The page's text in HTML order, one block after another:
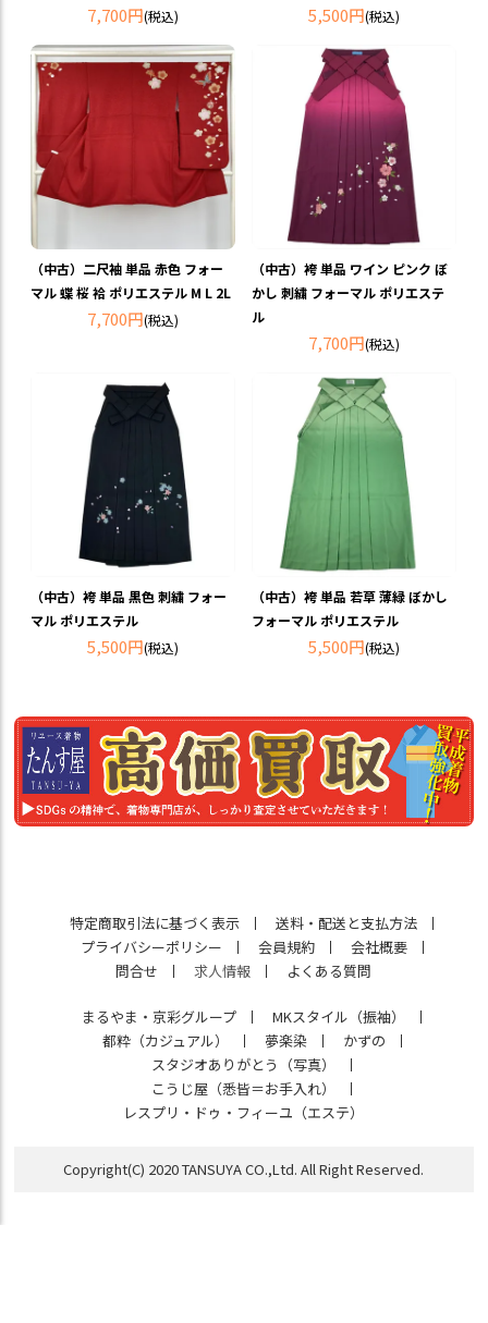
7,700円(税込) 5,500円(税込)
（中古）二尺袖 単品 赤色 フォー
マル 蝶 桜 袷 ポリエステル M L 2L
7,700円(税込)
（中古）袴 単品 ワイン ピンク ぼ
かし 刺繍 フォーマル ポリエステ
ル
7,700円(税込)
（中古）袴 単品 黒色 刺繍 フォー
マル ポリエステル
5,500円(税込)
（中古）袴 単品 若草 薄緑 ぼかし
フォーマル ポリエステル
5,500円(税込)
特定商取引法に基づく表示
送料・配送と支払方法
プライバシーポリシー
会員規約
会社概要
問合せ
求人情報 よくある質問
まるやま・京彩グループ
MKスタイル（振袖）
都粋（カジュアル）
夢楽染
かずの
スタジオありがとう（写真）
こうじ屋（悉皆＝お手入れ）
レスプリ・ドゥ・フィーユ（エステ）
Copyright(C) 2020 TANSUYA CO.,Ltd. All Right Reserved.